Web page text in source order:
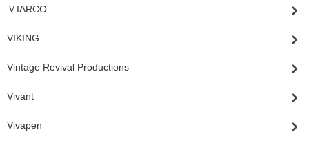
ＶIARCO
VIKING
Vintage Revival Productions
Vivant
Vivapen